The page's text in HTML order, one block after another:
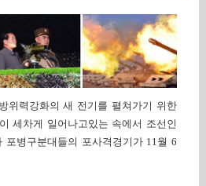
위력강화의 새 전기를 펼쳐가기 위한
세차게 일어나고있는 속에서 조선인
포병구분대들의 포사격경기가 11월 6